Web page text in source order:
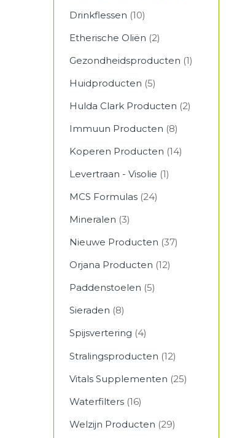
Drinkflessen (10)
Etherische Oliën (2)
Gezondheidsproducten (1)
Huidproducten (5)
Hulda Clark Producten (2)
Immuun Producten (8)
Koperen Producten (14)
Levertraan - Visolie (1)
MCS Formulas (24)
Mineralen (3)
Nieuwe Producten (37)
Orjana Producten (12)
Paddenstoelen (5)
Sieraden (8)
Spijsvertering (4)
Stralingsproducten (12)
Vitals Supplementen (25)
Waterfilters (16)
Welzijn Producten (29)